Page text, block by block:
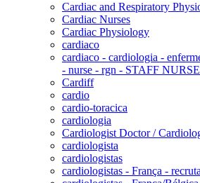
Cardiac and Respiratory
Cardiac Nurses
Cardiac Physiology
cardiaco
cardiaco - cardiologia -
- nurse - rgn - STAFF
Cardiff
cardio
cardio-toracica
cardiologia
Cardiologist Doctor /
cardiologista
cardiologistas
cardiologistas - França -